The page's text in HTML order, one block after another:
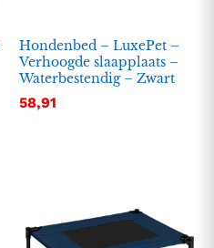
Hondenbed – LuxePet –
Verhoogde slaapplaats –
Waterbestendig – Zwart
58,91